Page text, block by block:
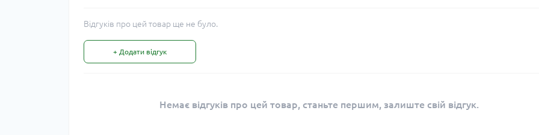
Відгуків про цей товар ще не було.
+ Додати відгук
Немає відгуків про цей товар, станьте першим, залиште свій відгук.